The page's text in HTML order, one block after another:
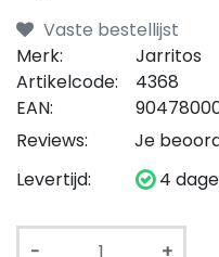
Vaste bestellijst
Merk:
Jarritos
Artikelcode:
4368
EAN:
Reviews:
Je
Levertijd:
4
- +